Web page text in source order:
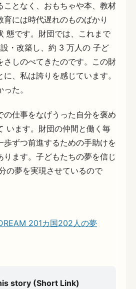
ことなく、おもちゃや本、教材
育には時代遅れのものばかり
態です。財団では、これまで
・改築し、約 3 万人の 子ど
さしのべてきたのです。この財
、私は誇りを感じています。
た。
の仕事をなげうった自分を褒め
います。財団の仲間と働く毎
歩ずつ前進するための手助けを
ります。子どもたちの夢を信じ
の夢を実現させているので
201カ国202人の夢
story (Short Link)